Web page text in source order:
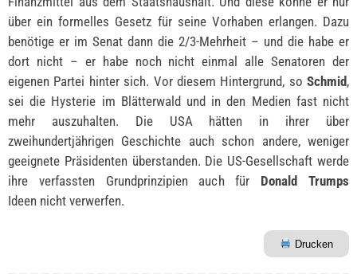
über ein formelles Gesetz für seine Vorhaben erlangen. Dazu
benötige er im Senat dann die 2/3-Mehrheit – und die habe er
dort nicht – er habe noch nicht einmal alle Senatoren der
eigenen Partei hinter sich. Vor diesem Hintergrund, so Schmid,
sei die Hysterie im Blätterwald und in den Medien fast nicht
mehr auszuhalten. Die USA hätten in ihrer über
zweihundertjährigen Geschichte auch schon andere, weniger
geeignete Präsidenten überstanden. Die US-Gesellschaft werde
ihre verfassten Grundprinzipien auch für Donald Trumps
Ideen nicht verwerfen.
Drucken